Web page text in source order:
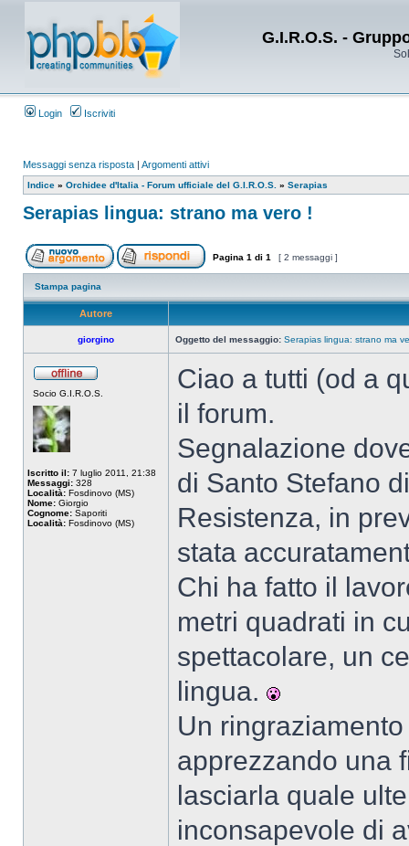
G.I.R.O.S. -
Login Iscriviti
Messaggi senza risposta | Argomenti attivi
Indice » Orchidee d'Italia - Forum ufficiale del G.I.R.O.S. » Serapias
Serapias lingua: strano ma vero !
Pagina 1 di 1 [ 2 messaggi ]
Stampa pagina
Autore
giorgino Oggetto del messaggio: Serapias lingua: strano ma
Socio G.I.R.O.S.
Iscritto il: 7 luglio 2011, 21:38
Messaggi: 328
Località: Fosdinovo (MS)
Nome: Giorgio
Cognome: Saporiti
Località: Fosdinovo (MS)
Ciao a tutti (od a
il forum.
Segnalazione
di Santo Stefano
Resistenza, in
stata
Chi ha fatto il
metri quadrati in
spettacolare, un
lingua.
Un
apprezzando una
lasciarla quale
inconsapevole di